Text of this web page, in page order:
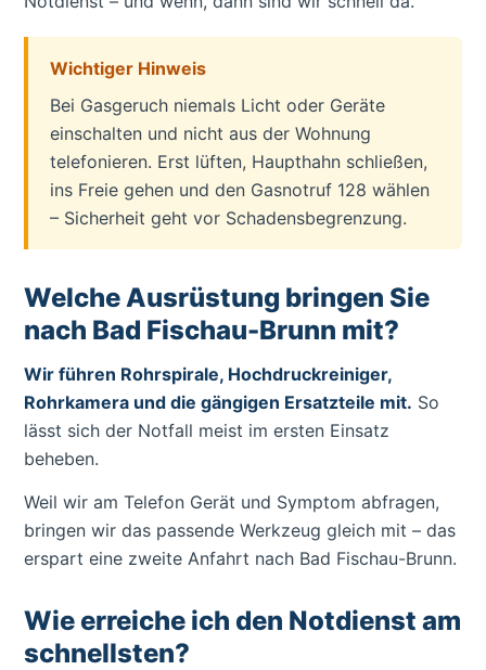
Wichtiger Hinweis
Bei Gasgeruch niemals Licht oder Geräte
einschalten und nicht aus der Wohnung
telefonieren. Erst lüften, Haupthahn schließen,
ins Freie gehen und den Gasnotruf 128 wählen
– Sicherheit geht vor Schadensbegrenzung.
Welche Ausrüstung bringen Sie
nach Bad Fischau-Brunn mit?
Wir führen Rohrspirale, Hochdruckreiniger,
Rohrkamera und die gängigen Ersatzteile mit. So
lässt sich der Notfall meist im ersten Einsatz
beheben.
Weil wir am Telefon Gerät und Symptom abfragen,
bringen wir das passende Werkzeug gleich mit – das
erspart eine zweite Anfahrt nach Bad Fischau-Brunn.
Wie erreiche ich den Notdienst am
schnellsten?